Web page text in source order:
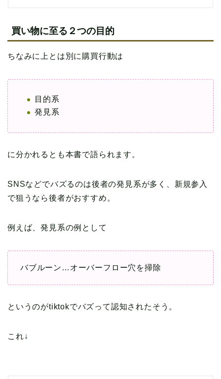
買い物に至る２つの目的
ちなみに上とは別に購買行動は
目的系
発見系
に分かれるとも本書で語られます。
SNSなどでバズるのは後者の発見系が多く、新規参入
で狙うなら後者がおすすめ。
例えば、発見系の例として
バブルーン…オーバーフロー穴を掃除
というのがtiktokでバズって認知されたそう。
これ↓